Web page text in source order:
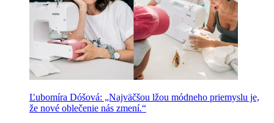
Ľubomíra Dóšová: „Najväčšou lžou módneho priemyslu je,
že nové oblečenie nás zmení.“